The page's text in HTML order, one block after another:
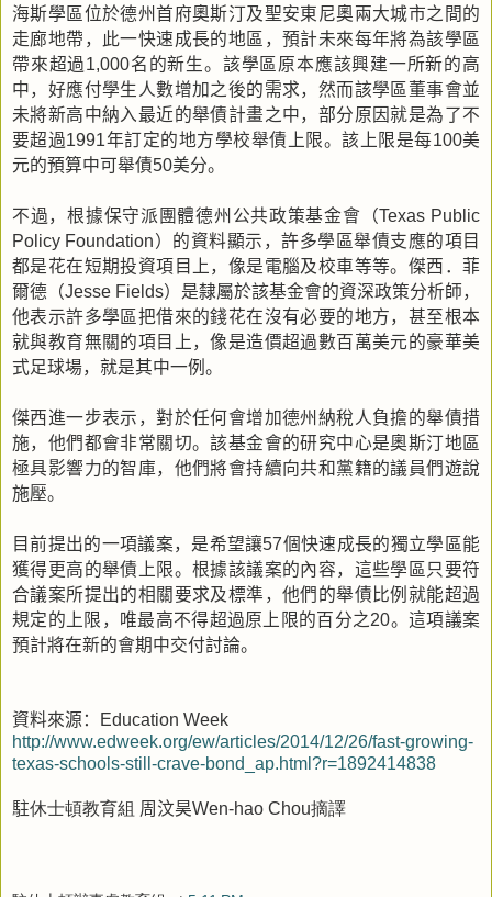
海斯學區位於德州首府奧斯汀及聖安東尼奧兩大城市之間的
走廊地帶，此一快速成長的地區，預計未來每年將為該學區
帶來超過1,000名的新生。該學區原本應該興建一所新的高
中，好應付學生人數增加之後的需求，然而該學區董事會並
未將新高中納入最近的舉債計畫之中，部分原因就是為了不
要超過1991年訂定的地方學校舉債上限。該上限是每100美
元的預算中可舉債50美分。
不過，根據保守派團體德州公共政策基金會（Texas Public
Policy Foundation）的資料顯示，許多學區舉債支應的項目
都是花在短期投資項目上，像是電腦及校車等等。傑西．菲
爾德（Jesse Fields）是隸屬於該基金會的資深政策分析師，
他表示許多學區把借來的錢花在沒有必要的地方，甚至根本
就與教育無關的項目上，像是造價超過數百萬美元的豪華美
式足球場，就是其中一例。
傑西進一步表示，對於任何會增加德州納稅人負擔的舉債措
施，他們都會非常關切。該基金會的研究中心是奧斯汀地區
極具影響力的智庫，他們將會持續向共和黨籍的議員們遊說
施壓。
目前提出的一項議案，是希望讓57個快速成長的獨立學區能
獲得更高的舉債上限。根據該議案的內容，這些學區只要符
合議案所提出的相關要求及標準，他們的舉債比例就能超過
規定的上限，唯最高不得超過原上限的百分之20。這項議案
預計將在新的會期中交付討論。
資料來源：
Education Week
http://www.edweek.org/ew/articles/2014/12/26/fast-growing-
texas-schools-still-crave-bond_ap.html?r=1892414838
駐休士頓教育組 周汶昊Wen-hao Chou摘譯